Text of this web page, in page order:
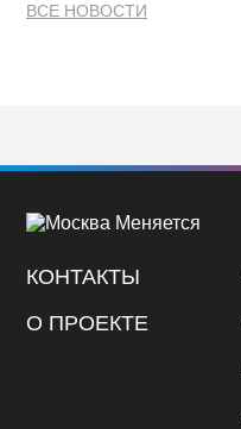
ВСЕ НОВОСТИ
КОНТАКТЫ
О ПРОЕКТЕ